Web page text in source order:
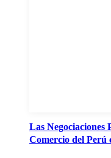
Las Negociaciones
Comercio del Perú